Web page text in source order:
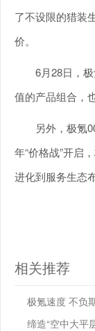
了不设限的猎装
价。
6月28日，
值的产品组合，
另外，极氪
年“价格战”开启
进化到服务生态
相关推荐
极氪速度 不负
缔造“空中大平